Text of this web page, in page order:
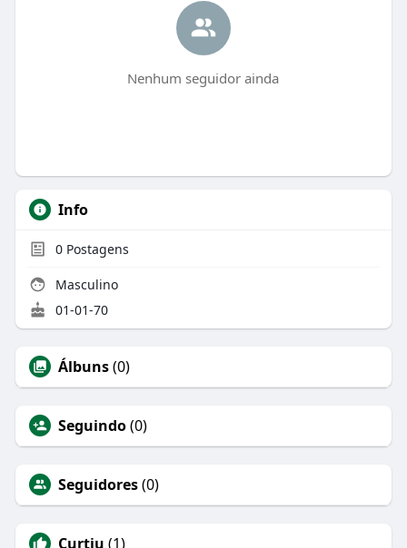
Nenhum seguidor ainda
Info
0Postagens
Masculino
01-01-70
Álbuns(0)
Seguindo(0)
Seguidores(0)
Curtiu (1)